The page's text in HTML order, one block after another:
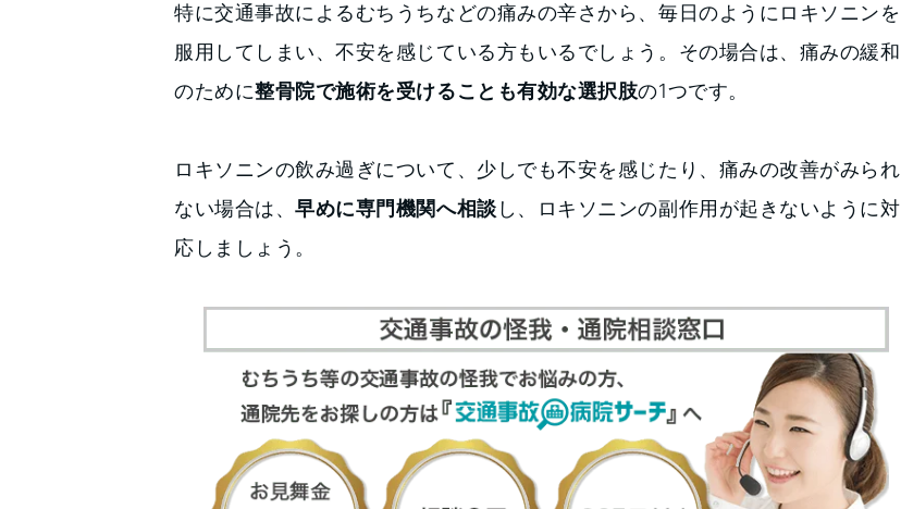
特に交通事故によるむちうちなどの痛みの辛さから、毎日のようにロキソニンを
服用してしまい、不安を感じている方もいるでしょう。その場合は、痛みの緩和
のために整骨院で施術を受けることも有効な選択肢の1つです。
ロキソニンの飲み過ぎについて、少しでも不安を感じたり、痛みの改善がみられ
ない場合は、早めに専門機関へ相談 し、ロキソニンの副作用が起きないように対
応しましょう。